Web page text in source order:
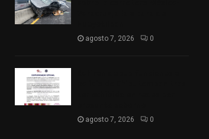
agosto 7, 2026 0
agosto 7, 2026 0